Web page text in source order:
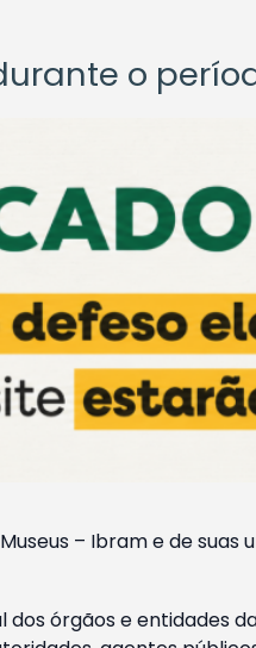
o
– Ibram e de
órgãos e entidades